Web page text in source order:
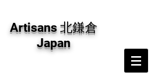
版画・切り絵など、コンテンポラリー並びにフ
ァインアートのオンライン販売をしています。
日本国内の抽象画・具象画の画家に加え、海外
のアーティストの作品もお取り寄せ頂けます。
インテリアとして、大切な方へのギフトとし
Artisans 北鎌倉
Japan